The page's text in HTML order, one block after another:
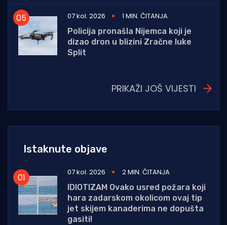
07 kol. 2026
1 MIN. ČITANJA
Policija pronašla Nijemca koji je
dizao dron u blizini Zračne luke
Split
PRIKAŽI JOŠ VIJESTI
Istaknute objave
07 kol. 2026
2 MIN. ČITANJA
IDIOTIZAM Ovako usred požara koji
hara zadarskom okolicom ovaj tip
jet skijem kanaderima ne dopušta
gasiti!